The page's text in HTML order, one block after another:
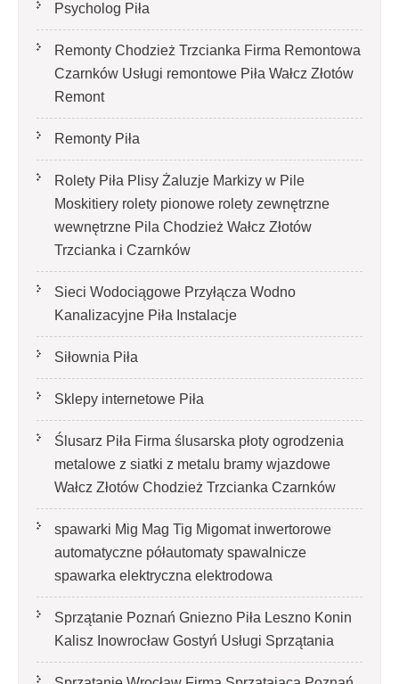
Psycholog Piła
Remonty Chodzież Trzcianka Firma Remontowa
Czarnków Usługi remontowe Piła Wałcz Złotów
Remont
Remonty Piła
Rolety Piła Plisy Żaluzje Markizy w Pile
Moskitiery rolety pionowe rolety zewnętrzne
wewnętrzne Pila Chodzież Wałcz Złotów
Trzcianka i Czarnków
Sieci Wodociągowe Przyłącza Wodno
Kanalizacyjne Piła Instalacje
Siłownia Piła
Sklepy internetowe Piła
Ślusarz Piła Firma ślusarska płoty ogrodzenia
metalowe z siatki z metalu bramy wjazdowe
Wałcz Złotów Chodzież Trzcianka Czarnków
spawarki Mig Mag Tig Migomat inwertorowe
automatyczne półautomaty spawalnicze
spawarka elektryczna elektrodowa
Sprzątanie Poznań Gniezno Piła Leszno Konin
Kalisz Inowrocław Gostyń Usługi Sprzątania